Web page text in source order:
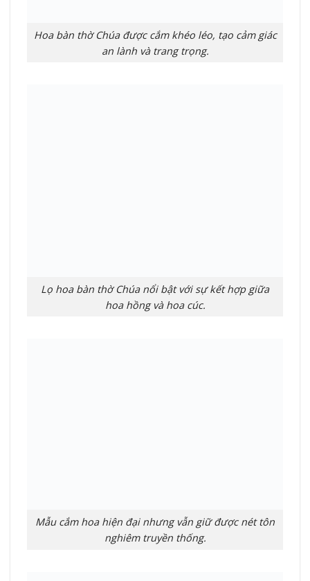
Hoa bàn thờ Chúa được cắm khéo léo, tạo cảm giác
an lành và trang trọng.
Lọ hoa bàn thờ Chúa nổi bật với sự kết hợp giữa
hoa hồng và hoa cúc.
Mẫu cắm hoa hiện đại nhưng vẫn giữ được nét tôn
nghiêm truyền thống.